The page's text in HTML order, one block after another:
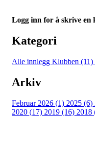
Logg inn for å skrive en
Kategori
Alle innlegg Klubben (11)
Arkiv
Februar 2026 (1) 2025 (6)
2020 (17) 2019 (16) 2018